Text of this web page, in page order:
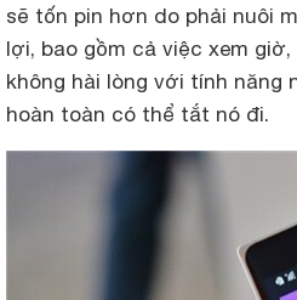
sẽ tốn pin hơn do phải nuôi
lợi, bao gồm cả việc xem
không hài lòng với tính năng
hoàn toàn có thể tắt nó đi.